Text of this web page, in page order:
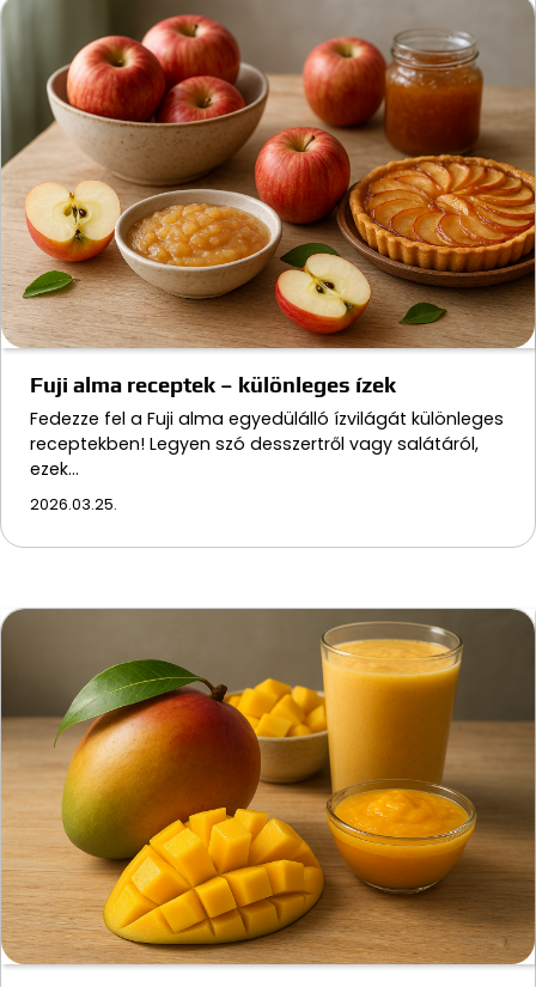
Fuji alma receptek – különleges ízek
Fedezze fel a Fuji alma egyedülálló ízvilágát különleges
receptekben! Legyen szó desszertről vagy salátáról,
ezek…
2026.03.25.